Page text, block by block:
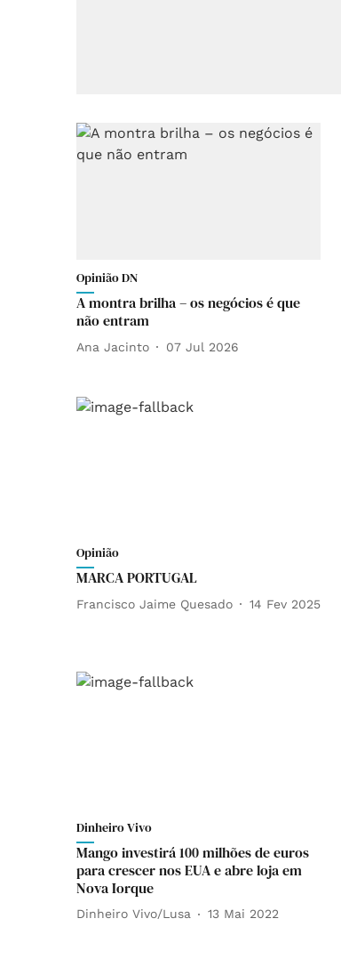
Opinião DN
A montra brilha – os negócios é que
não entram
Ana Jacinto 07 Jul 2026
Opinião
MARCA PORTUGAL
Francisco Jaime Quesado 14 Fev 2025
Dinheiro Vivo
Mango investirá 100 milhões de euros
para crescer nos EUA e abre loja em
Nova Iorque
Dinheiro Vivo/Lusa 13 Mai 2022